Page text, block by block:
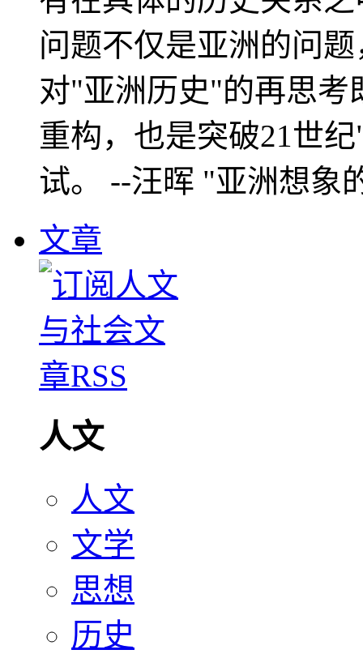
问题不仅是亚洲的问
对"亚洲历史"的再思考
重构，也是突破21世
试。 --汪晖 "亚洲想象
文章
人文
人文
文学
思想
历史